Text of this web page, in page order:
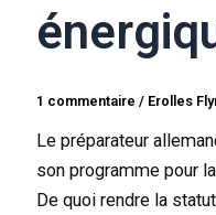
1 commentaire / Erolles
Le préparateur
son programme pour
De quoi rendre la